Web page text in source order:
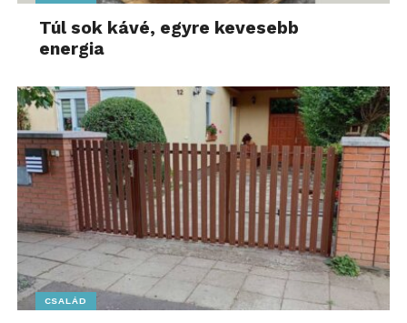
Túl sok kávé, egyre kevesebb
energia
CSALÁD